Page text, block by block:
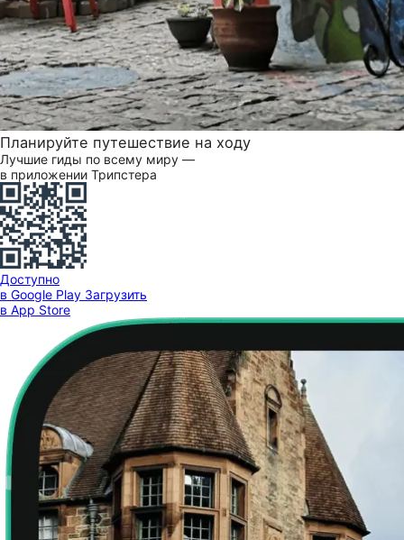
Планируйте путешествие на ходу
Лучшие гиды по всему миру —
в приложении Трипстера
Доступно
в Google Play Загрузить
в App Store